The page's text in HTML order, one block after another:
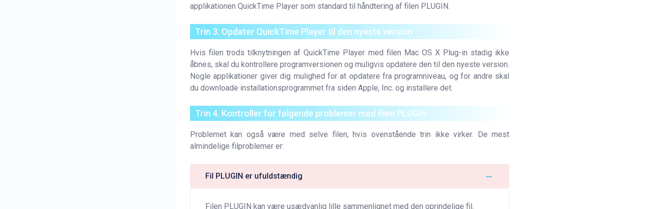
applikationen QuickTime Player som standard til håndtering af filen PLUGIN.
Trin 3. Opdater QuickTime Player til den nyeste version
Hvis filen trods tilknytningen af QuickTime Player med filen Mac OS X Plug-in stadig ikke
åbnes, skal du kontrollere programversionen og muligvis opdatere den til den nyeste version.
Nogle applikationer giver dig mulighed for at opdatere fra programniveau, og for andre skal
du downloade installationsprogrammet fra siden Apple, Inc. og installere det.
Trin 4. Kontroller for følgende problemer med filen PLUGIN
Problemet kan også være med selve filen, hvis ovenstående trin ikke virker. De mest
almindelige filproblemer er:
Fil PLUGIN er ufuldstændig
Filen PLUGIN kan være usædvanlig lille sammenlignet med den oprindelige fil.